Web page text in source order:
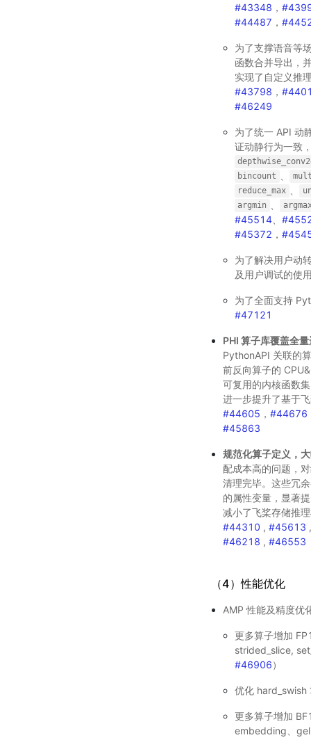
#43348 ，
#44487 ，
为了支撑语音等
函数合并导出，
实现了自定义推
#43798 ，
#46249
为了统一 API 动
证动静行为一致
bincount
reduce_max
argmin
#45514、
#45372 ，
为了解决用户动
及用户调试的使
为了全面支持
#47121
PHI 算子库覆盖全
PythonAPI 关联的
前反向算子的
可复用的内核函数
进一步提升了基于
#44605 ， #44676
#45863
规范化算子定义，
配成本高的问题，
清理完毕。这些冗
的属性变量，显著
减小了飞桨存储推
#44310 , #45613
#46218 , #46553
（4）性能优化
AMP 性能及精度优
更多算子增加
strided_slice,
#46906）
优化 hard_swish
更多算子增加
embedding、